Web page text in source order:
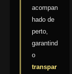
acompan
hado de
perto,
garantind
o
transpar